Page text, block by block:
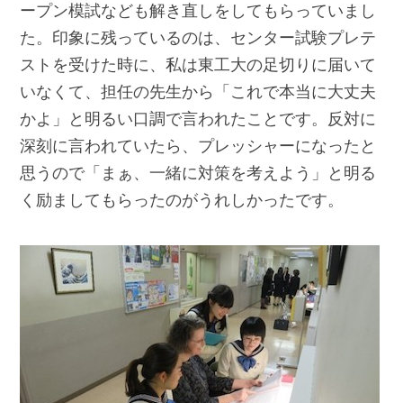
ープン模試なども解き直しをしてもらっていまし
た。印象に残っているのは、センター試験プレテ
ストを受けた時に、私は東工大の足切りに届いて
いなくて、担任の先生から「これで本当に大丈夫
かよ」と明るい口調で言われたことです。反対に
深刻に言われていたら、プレッシャーになったと
思うので「まぁ、一緒に対策を考えよう」と明る
く励ましてもらったのがうれしかったです。